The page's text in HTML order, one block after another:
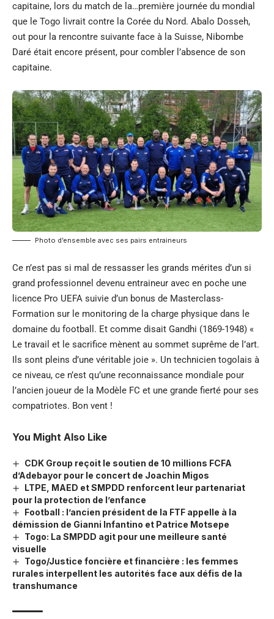
capitaine, lors du match de la…première journée du mondial
que le Togo livrait contre la Corée du Nord. Abalo Dosseh,
out pour la rencontre suivante face à la Suisse, Nibombe
Daré était encore présent, pour combler l’absence de son
capitaine.
Photo d’ensemble avec ses pairs entraineurs
Ce n’est pas si mal de ressasser les grands mérites d’un si
grand professionnel devenu entraineur avec en poche une
licence Pro UEFA suivie d’un bonus de Masterclass-
Formation sur le monitoring de la charge physique dans le
domaine du football. Et comme disait Gandhi (1869-1948) «
Le travail et le sacrifice mènent au sommet suprême de l’art.
Ils sont pleins d’une véritable joie ». Un technicien togolais à
ce niveau, ce n’est qu’une reconnaissance mondiale pour
l’ancien joueur de la Modèle FC et une grande fierté pour ses
compatriotes. Bon vent !
You Might Also Like
CDK Group reçoit le soutien de 10 millions FCFA
d’Adebayor pour le concert de Joachin Migos
LTPE, MAED et SMPDD renforcent leur partenariat
pour la protection de l’enfance
Football : l’ancien président de la FTF appelle à la
démission de Gianni Infantino et Patrice Motsepe
Togo: La SMPDD agit pour une meilleure santé
visuelle
Togo/Justice foncière et financière : les femmes
rurales interpellent les autorités face aux défis de la
transhumance